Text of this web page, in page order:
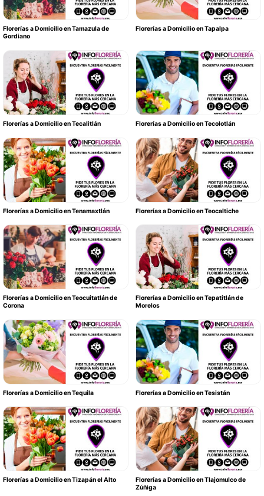
Florerías a Domicilio en Tamazula de
Gordiano
Florerías a Domicilio en Tapalpa
Florerías a Domicilio en Tecalitlán Florerías a Domicilio en Tecolotlán
Florerías a Domicilio en Tenamaxtlán Florerías a Domicilio en Teocaltiche
Florerías a Domicilio en Teocuitatlán de
Corona
Florerías a Domicilio en Tepatitlán de
Morelos
Florerías a Domicilio en Tequila Florerías a Domicilio en Tesistán
Florerías a Domicilio en Tizapán el Alto
Florerías a Domicilio en Tlajomulco de
Zúñiga